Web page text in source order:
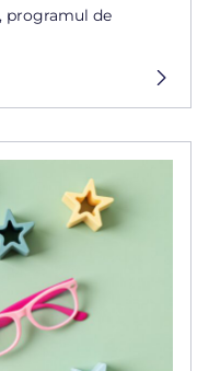
programul de